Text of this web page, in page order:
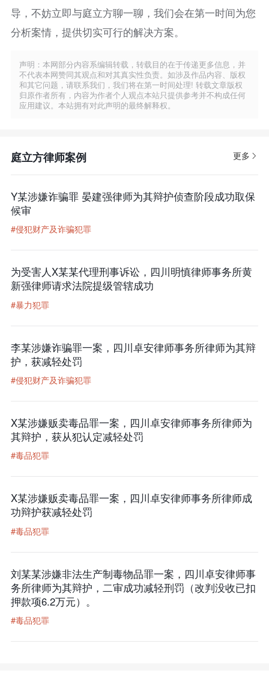
导，不妨立即与庭立方聊一聊，我们会在第一时间为您
分析案情，提供切实可行的解决方案。
声明：本网部分内容系编辑转载，转载目的在于传递更多信息，并
不代表本网赞同其观点和对其真实性负责。如涉及作品内容、版权
和其它问题，请联系我们，我们将在第一时间处理! 转载文章版权
归原作者所有，内容为作者个人观点本站只提供参考并不构成任何
应用建议。本站拥有对此声明的最终解释权。
庭立方律师案例 更多
Y某涉嫌诈骗罪 晏建强律师为其辩护侦查阶段成功取保
候审
#侵犯财产及诈骗犯罪
为受害人X某某代理刑事诉讼，四川明慎律师事务所黄
新强律师请求法院提级管辖成功
#暴力犯罪
李某涉嫌诈骗罪一案，四川卓安律师事务所律师为其辩
护，获减轻处罚
#侵犯财产及诈骗犯罪
X某涉嫌贩卖毒品罪一案，四川卓安律师事务所律师为
其辩护，获从犯认定减轻处罚
#毒品犯罪
X某涉嫌贩卖毒品罪一案，四川卓安律师事务所律师成
功辩护获减轻处罚
#毒品犯罪
刘某某涉嫌非法生产制毒物品罪一案，四川卓安律师事
务所律师为其辩护，二审成功减轻刑罚（改判没收已扣
押款项6.2万元）。
#毒品犯罪